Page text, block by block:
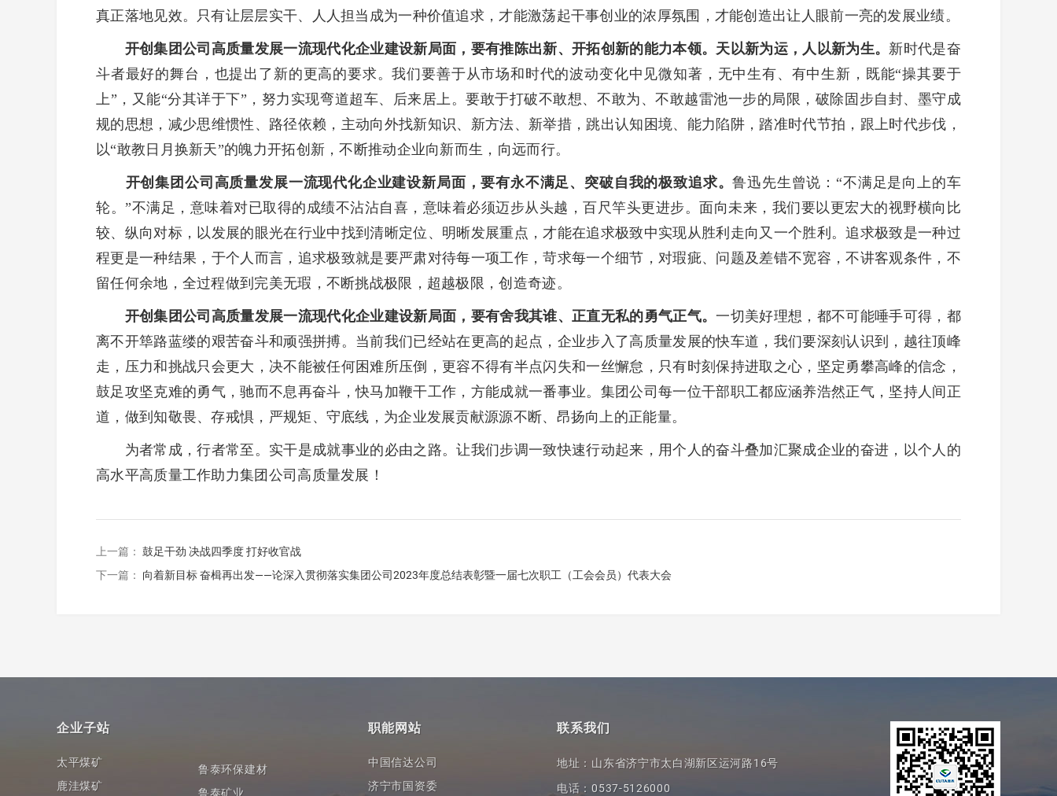
真正落地见效。只有让层层实干、人人担当成为一种价值追求，才能激荡起干事创业的浓厚氛围，才能创造出让人眼前一亮的发展业绩。
开创集团公司高质量发展一流现代化企业建设新局面，要有推陈出新、开拓创新的能力本领。天以新为运，人以新为生。 新时代是奋
斗者最好的舞台，也提出了新的更高的要求。我们要善于从市场和时代的波动变化中见微知著，无中生有、有中生新，既能“操其要于
上”，又能“分其详于下”，努力实现弯道超车、后来居上。要敢于打破不敢想、不敢为、不敢越雷池一步的局限，破除固步自封、墨守成
规的思想，减少思维惯性、路径依赖，主动向外找新知识、新方法、新举措，跳出认知困境、能力陷阱，踏准时代节拍，跟上时代步伐，
以“敢教日月换新天”的魄力开拓创新，不断推动企业向新而生，向远而行。
开创集团公司高质量发展一流现代化企业建设新局面，要有永不满足、突破自我的极致追求。鲁迅先生曾说：“不满足是向上的车
轮。”不满足，意味着对已取得的成绩不沾沾自喜，意味着必须迈步从头越，百尺竿头更进步。面向未来，我们要以更宏大的视野横向比
较、纵向对标，以发展的眼光在行业中找到清晰定位、明晰发展重点，才能在追求极致中实现从胜利走向又一个胜利。追求极致是一种过
程更是一种结果，于个人而言，追求极致就是要严肃对待每一项工作，苛求每一个细节，对瑕疵、问题及差错不宽容，不讲客观条件，不
留任何余地，全过程做到完美无瑕，不断挑战极限，超越极限，创造奇迹。
开创集团公司高质量发展一流现代化企业建设新局面，要有舍我其谁、正直无私的勇气正气。一切美好理想，都不可能唾手可得，都
离不开筚路蓝缕的艰苦奋斗和顽强拼搏。当前我们已经站在更高的起点，企业步入了高质量发展的快车道，我们要深刻认识到，越往顶峰
走，压力和挑战只会更大，决不能被任何困难所压倒，更容不得有半点闪失和一丝懈怠，只有时刻保持进取之心，坚定勇攀高峰的信念，
鼓足攻坚克难的勇气，驰而不息再奋斗，快马加鞭干工作，方能成就一番事业。集团公司每一位干部职工都应涵养浩然正气，坚持人间正
道，做到知敬畏、存戒惧，严规矩、守底线，为企业发展贡献源源不断、昂扬向上的正能量。
为者常成，行者常至。实干是成就事业的必由之路。让我们步调一致快速行动起来，用个人的奋斗叠加汇聚成企业的奋进，以个人的
高水平高质量工作助力集团公司高质量发展！
上一篇： 鼓足干劲 决战四季度 打好收官战
下一篇：
向着新目标 奋楫再出发——论深入贯彻落实集团公司2023年度总结表彰暨一届七次职工（工会会员）代表大会
企业子站
太平煤矿
鹿洼煤矿
鲁泰环保建材
鲁泰矿业
职能网站
中国信达公司
济宁市国资委
联系我们
地址：山东省济宁市太白湖新区运河路16号
电话：0537-5126000